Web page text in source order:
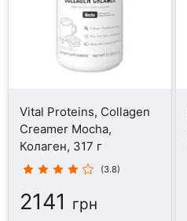
Vital Proteins, Collagen
Creamer Mocha,
Колаген, 317 г
(3.8)
2141 грн